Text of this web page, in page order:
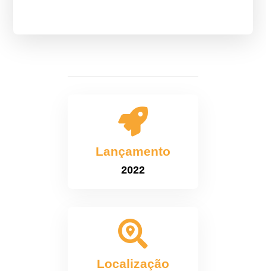

Lançamento
2022

Localização